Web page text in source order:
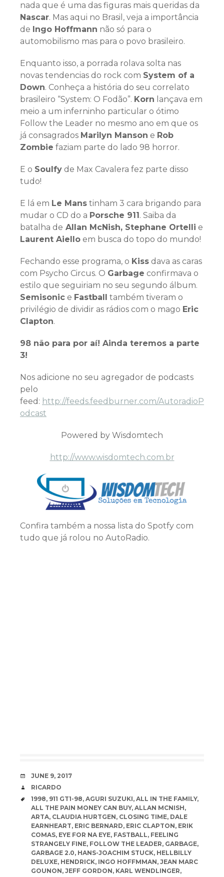
nada que é uma das figuras mais queridas da
Nascar. Mas aqui no Brasil, veja a importância
de Ingo Hoffmann não só para o
automobilismo mas para o povo brasileiro.
Enquanto isso, a porrada rolava solta nas
novas tendencias do rock com System of a
Down. Conheça a história do seu correlato
brasileiro “System: O Fodão”. Korn lançava em
meio a um inferninho particular o ótimo
Follow the Leader no mesmo ano em que os
já consagrados Marilyn Manson e Rob
Zombie faziam parte do lado 98 horror.
E o Soulfy de Max Cavalera fez parte disso
tudo!
E lá em Le Mans tinham 3 cara brigando para
mudar o CD do a Porsche 911 . Saiba da
batalha de Allan McNish, Stephane Ortelli e
Laurent Aiello em busca do topo do mundo!
Fechando esse programa, o Kiss dava as caras
com Psycho Circus. O Garbage confirmava o
estilo que seguiriam no seu segundo álbum.
Semisonic e Fastball
também tiveram o
privilégio de dividir as rádios com o mago Eric
Clapton.
98 não para por aí! Ainda teremos a parte
3!
Nos adicione no seu agregador de podcasts
pelo
feed: http://feeds.feedburner.com/AutoradioP
odcast
Powered by Wisdomtech
http://www.wisdomtech.com.br
Confira também a nossa lista do Spotfy com
tudo que já rolou no AutoRadio.
DATE
JUNE 9, 2017
AUTHOR
RICARDO
TAGS
1998, 911 GT1-98, AGURI SUZUKI, ALL IN THE FAMILY,
ALL THE PAIN MONEY CAN BUY, ALLAN MCNISH,
ARTA, CLAUDIA HURTGEN, CLOSING TIME, DALE
EARNHEART, ERIC BERNARD, ERIC CLAPTON, ERIK
COMAS, EYE FOR NA EYE, FASTBALL, FEELING
STRANGELY FINE, FOLLOW THE LEADER, GARBAGE,
GARBAGE 2.0, HANS-JOACHIM STUCK, HELLBILLY
DELUXE, HENDRICK, INGO HOFFMMAN, JEAN MARC
GOUNON, JEFF GORDON, KARL WENDLINGER,